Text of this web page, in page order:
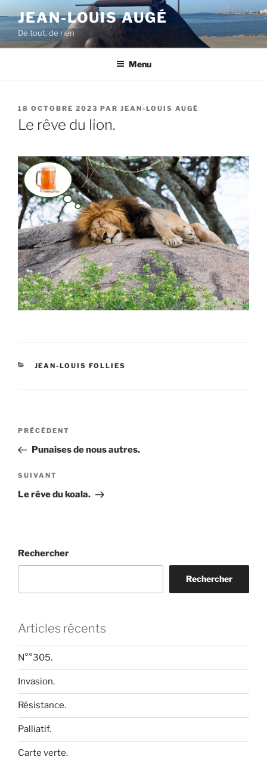
au
contenu
principal
JEAN-LOUIS AUGÉ
De tout, de rien
Menu
PUBLIÉ
LE
18 OCTOBRE 2023 PAR JEAN-LOUIS AUGÉ
Le rêve du lion.
CATÉGORIES
JEAN-LOUIS FOLLIES
Navigation
l’article
Article
précédent
PRÉCÉDENT
Punaises de nous autres.
Article
suivant
SUIVANT
Le rêve du koala.
Rechercher
Rechercher
Articles récents
N°°305.
Invasion.
Résistance.
Palliatif.
Carte verte.